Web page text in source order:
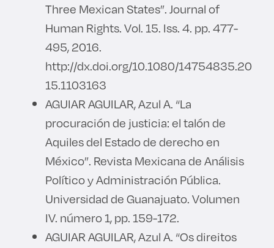
Three Mexican States”. Journal of
Human Rights. Vol. 15. Iss. 4. pp. 477-
495, 2016.
http://dx.doi.org/10.1080/14754835.20
15.1103163
AGUIAR AGUILAR, Azul A. “La
procuración de justicia: el talón de
Aquiles del Estado de derecho en
México”. Revista Mexicana de Análisis
Político y Administración Pública.
Universidad de Guanajuato. Volumen
IV. número 1, pp. 159-172.
AGUIAR AGUILAR, Azul A. “Os direitos